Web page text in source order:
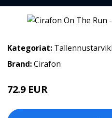
Kategoriat:
Brand:Cirafon
72.9 EUR